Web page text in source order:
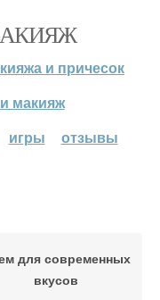
и причесок
макияж
игры отзывы
для современных
вкусов